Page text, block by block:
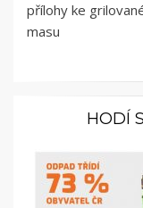
přílohy ke
masu
HODÍ